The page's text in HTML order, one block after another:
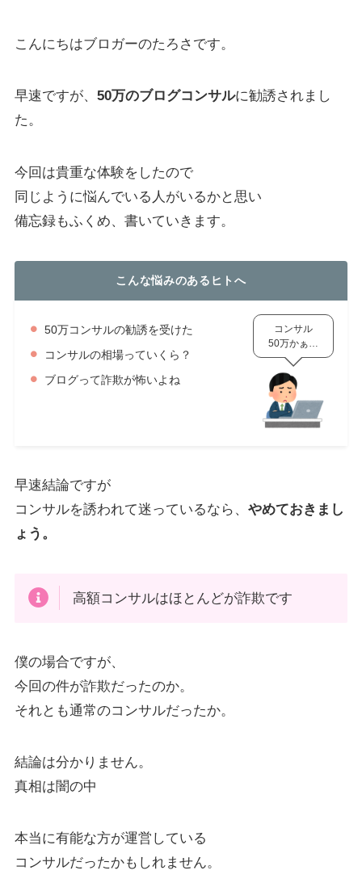
こんにちはブロガーのたろさです。
早速ですが、 50万のブログコンサルに勧誘されまし
た。
今回は貴重な体験をしたので
同じように悩んでいる人がいるかと思い
備忘録もふくめ、書いていきます。
こんな悩みのあるヒトへ
50万コンサルの勧誘を受けた
コンサルの相場っていくら？
ブログって詐欺が怖いよね
コンサル
50万かぁ…
早速結論ですが
コンサルを誘われて迷っているなら、 やめておきまし
ょう。
高額コンサルはほとんどが詐欺です
僕の場合ですが、
今回の件が詐欺だったのか。
それとも通常のコンサルだったか。
結論は分かりません。
真相は闇の中
本当に有能な方が運営している
コンサルだったかもしれません。